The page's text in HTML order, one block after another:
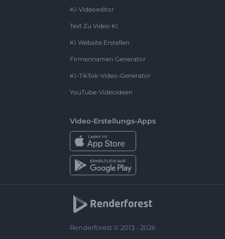
KI-Videoeditor
Text Zu Video KI
KI Website Erstellen
Firmennamen Generator
KI-TikTok-Video-Generator
YouTube-Videoideen
Video-Erstellungs-Apps
Renderforest © 2013 - 2026